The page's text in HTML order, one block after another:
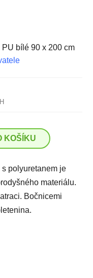
bílé 90 x 200 cm
KOŠÍKU
polyuretanem je
materiálu.
Bočnicemi